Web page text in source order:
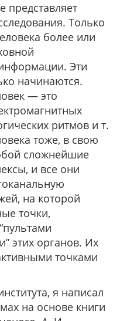
представляет
Только
более или
Эти
начинаются.
— это
ритмов и т.
тоже, в свою
сложнейшие
и все они
на которой
точки,
этих органов. Их
точками
я написал
на основе книги